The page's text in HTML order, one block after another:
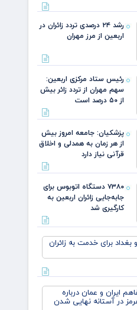
رشد ۲۴ درصدی تردد زائران در
اربعین از مرز مهران
رئیس ستاد مرکزی اربعین:
سهم مهران از تردد زائر بیش
از ۵۰ درصد است
پزشکیان: جامعه امروز بیش
از هر زمان به همدلی و اخلاق
قرآنی نیاز دارد
۷۳۸۰ دستگاه اتوبوس برای
جابه‌جایی زائران اربعین به‌
کارگیری شد